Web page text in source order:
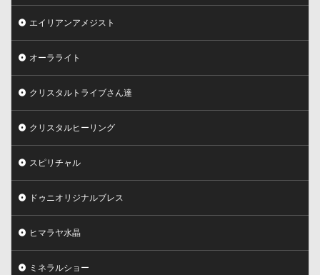
エイリアンアメジスト
オーラライト
クリスタルトライブさん達
クリスタルヒーリング
スピリチャル
ドゥニオリジナルブレス
ヒマラヤ水晶
ミネラルショー